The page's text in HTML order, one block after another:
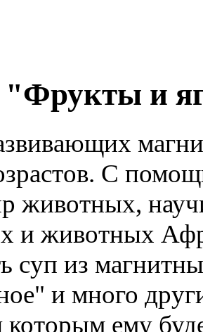
"Фрукты и
С
животных,
и животных
суп из
и много
которым ему